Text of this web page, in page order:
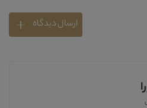
ارسال دیدگاه